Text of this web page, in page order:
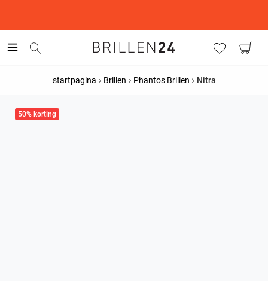
startpagina Brillen Phantos Brillen Nitra
50% korting